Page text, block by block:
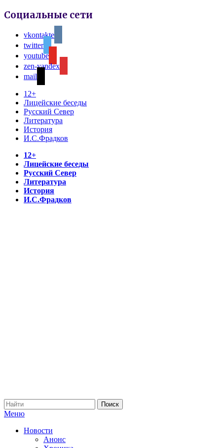
Социальные сети
vkontakte
twitter
youtube
zen-yandex
mail
12+
Лицейские беседы
Русский Север
Литература
История
И.С.Фрадков
12+
Лицейские беседы
Русский Север
Литература
История
И.С.Фрадков
Меню
Новости
Анонс